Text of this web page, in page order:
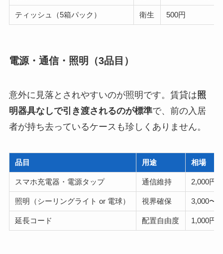
ティッシュ（5箱パック） 衛生 500円
電源・通信・照明（3品目）
意外に見落とされやすいのが照明です。賃貸は照
明器具なしで引き渡されるのが標準で、前の入居
者が持ち去っているケースも珍しくありません。
品目 用途 相場
スマホ充電器・電源タップ 通信維持 2,000円
照明（シーリングライト or 電球） 視界確保 3,000〜
延長コード 配置自由度 1,000円